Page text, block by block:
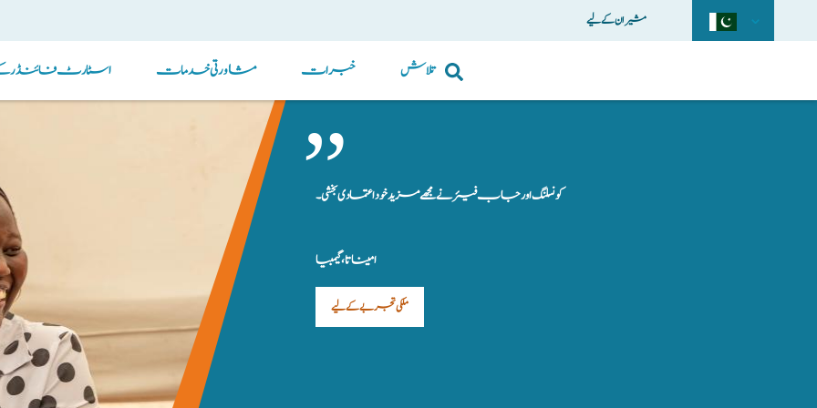
مشیران کے لیے
اسٹارٹ فائنڈر کے مشاورتی خدمات خبرات تلاش
کونسلنگ اور جاب فیئر نے مجھے مزید خود اعتمادی بخشی۔
امیناتا، گیمبیا
ملکی تجربے کے لیے